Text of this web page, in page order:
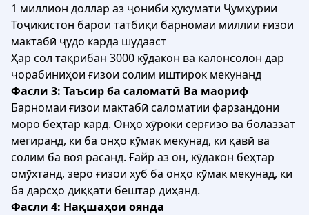
1 миллион доллар аз ҷониби ҳукумати Ҷумҳурии
Тоҷикистон барои татбиқи барномаи миллии ғизои
мактабӣ ҷудо карда шудааст
Ҳар сол тақрибан 3000 кӯдакон ва калонсолон дар
чорабиниҳои ғизои солим иштирок мекунанд
Фасли 3: Таъсир ба саломатӣ Ва маориф
Барномаи ғизои мактабӣ саломатии фарзандони
моро беҳтар кард. Онҳо хӯроки серғизо ва болаззат
мегиранд, ки ба онҳо кӯмак мекунад, ки қавӣ ва
солим ба воя расанд. Ғайр аз он, кӯдакон беҳтар
омӯхтанд, зеро ғизои хуб ба онҳо кӯмак мекунад, ки
ба дарсҳо диққати бештар диҳанд.
Фасли 4: Нақшаҳои оянда